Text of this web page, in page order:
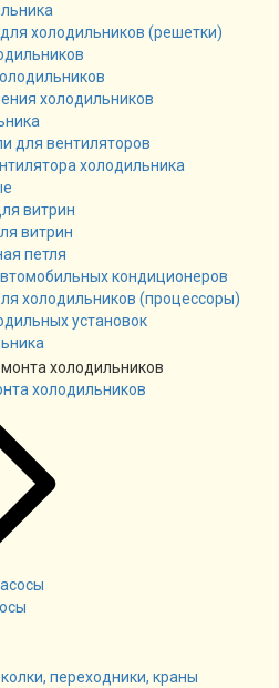
холодильников (решетки)
холодильников
для вентиляторов
холодильника
витрин
витрин
петля
кондиционеров
холодильников (процессоры)
установок
холодильников